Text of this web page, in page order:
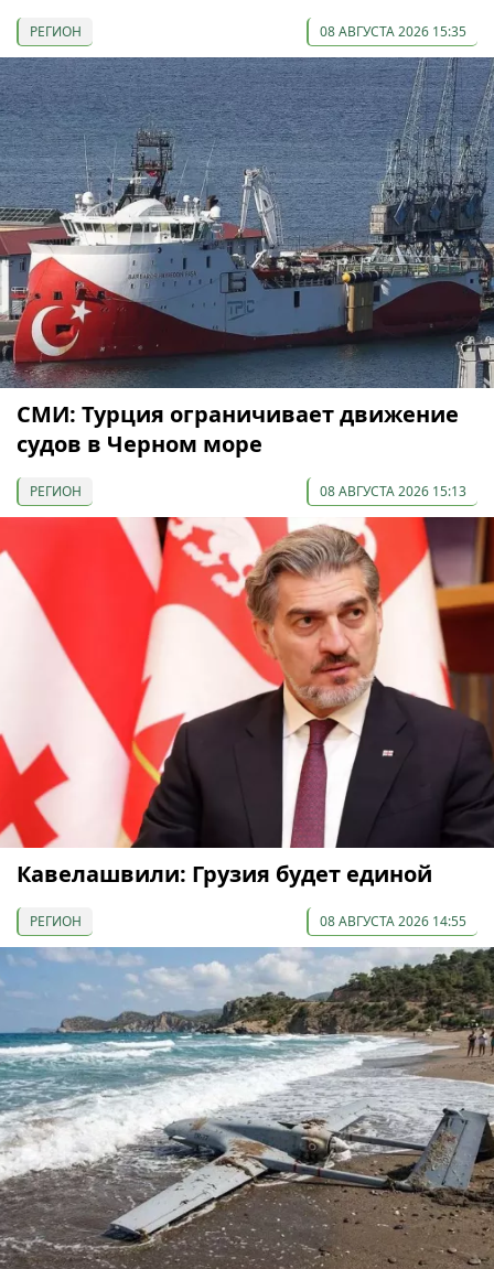
РЕГИОН 08 АВГУСТА 2026 15:35
СМИ: Турция ограничивает движение
судов в Черном море
РЕГИОН 08 АВГУСТА 2026 15:13
Кавелашвили: Грузия будет единой
РЕГИОН 08 АВГУСТА 2026 14:55